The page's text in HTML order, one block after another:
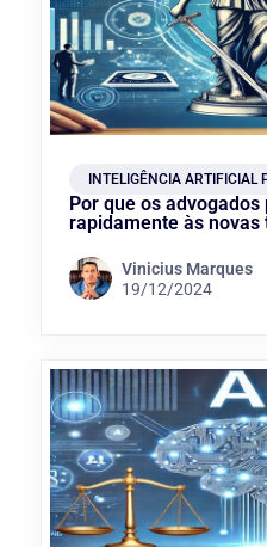
INTELIGÊNCIA ARTIFICIAL
Por que os
rapidamente às novas
Vinicius Marques
19/12/2024